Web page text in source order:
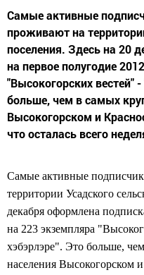
Самые активные
проживают на
поселения. Здесь на 20
на первое полугодие
"Высокогорских вестей"
больше, чем в самых
Высокогорском и
что осталась всего
Самые активные
территории Усадского
декабря оформлена
на 223 экземпляра
хэбэрлэре". Это больше,
населения Высокогорском